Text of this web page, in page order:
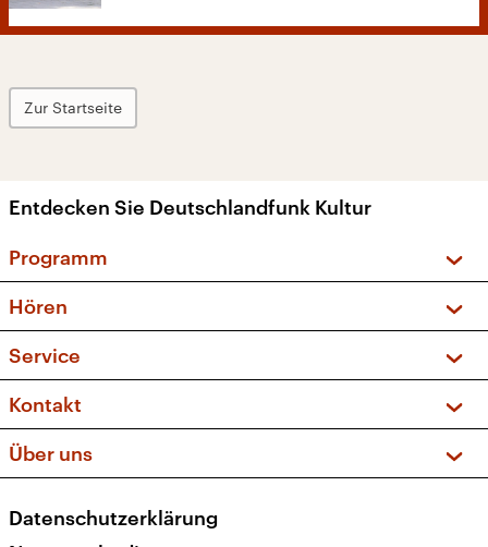
Zur Startseite
Entdecken Sie Deutschlandfunk Kultur
Programm
Sendungen und Podcasts
Musikliste
Kakadu – Das Kinderprogramm
Hören
Frequenzen (UKW + DAB+)
Service
FAQ
Apps
Newsletter
Kontakt
Social Media
Über uns
Presse
Datenschutzerklärung